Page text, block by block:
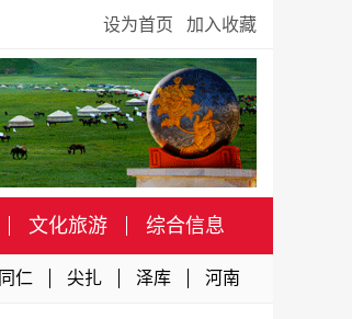
设为首页 加入收藏
文化旅游 综合信息
同仁 尖扎 泽库 河南